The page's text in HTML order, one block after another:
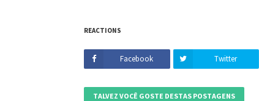
REACTIONS
Facebook Twitter
TALVEZ VOCÊ GOSTE DESTAS POSTAGENS